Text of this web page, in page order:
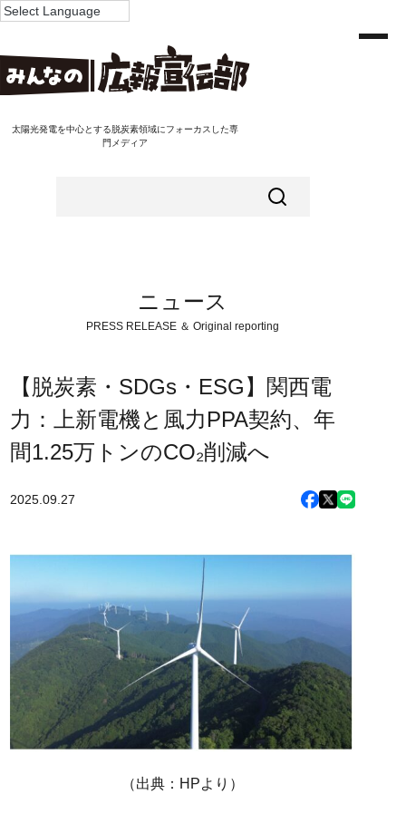
太陽光発電を中心とする脱炭素領域にフォーカスした専
門メディア
ニュース
PRESS RELEASE ＆ Original reporting
【脱炭素・SDGs・ESG】関西電
力：上新電機と風力PPA契約、年
間1.25万トンのCO₂削減へ
2025.09.27
（出典：HPより）